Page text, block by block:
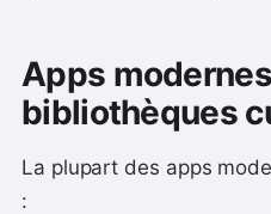
Apps
bibliothèques
La plupart des apps
: